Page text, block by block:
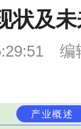
状及
编
产业概述